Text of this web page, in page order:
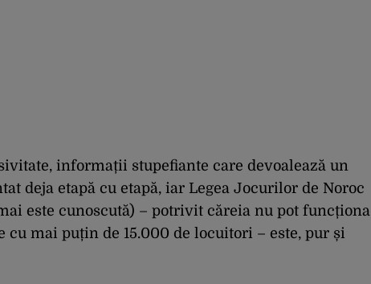
informații stupefiante care devoalează un
deja etapă cu etapă, iar Legea Jocurilor de Noroc
este cunoscută) – potrivit căreia nu pot funcționa
mai puțin de 15.000 de locuitori – este, pur și